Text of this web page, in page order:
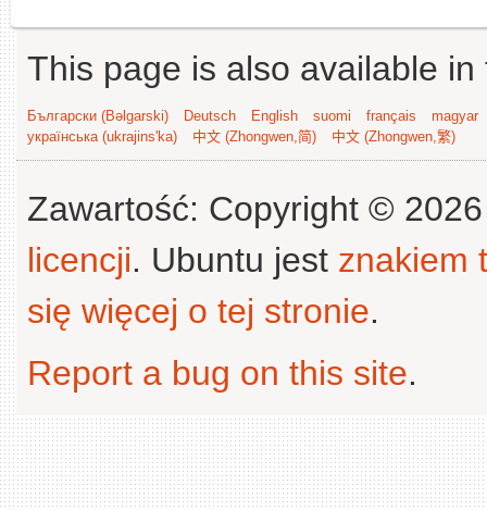
This page is also available
Български (Bəlgarski) Deutsch English suomi français
magyar
українська (ukrajins'ka)
中文 (Zhongwen,简) 中文 (Zhongwen,繁)
Zawartość: Copyright ©
licencji. Ubuntu jest znakiem
się więcej o tej stronie.
Report a bug on this site.